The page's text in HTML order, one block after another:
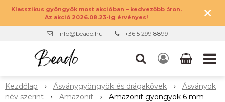
Klasszikus gyöngyök most akcióban – kedvezőbb áron.
Az akció 2026.08.23-ig érvényes!
×
info@beado.hu +36 5 299 8899
Kezdőlap Ásványgyöngyök és drágakövek
Ásványok
név szerint
Amazonit
Amazonit gyöngyök 6 mm